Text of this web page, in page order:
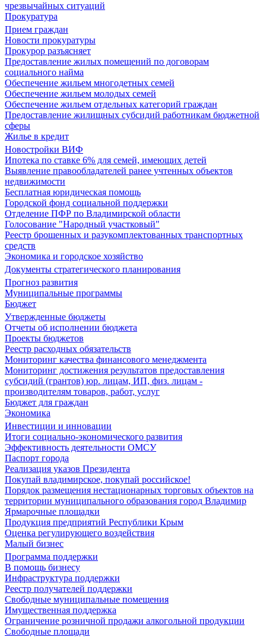
чрезвычайных ситуаций
Прокуратура
Прием граждан
Новости прокуратуры
Прокурор разъясняет
Предоставление жилых помещений по договорам
социального найма
Обеспечение жильем многодетных семей
Обеспечение жильем молодых семей
Обеспечение жильем отдельных категорий граждан
Предоставление жилищных субсидий работникам бюджетной
сферы
Жилье в кредит
Новостройки ВИФ
Ипотека по ставке 6% для семей, имеющих детей
Выявление правообладателей ранее учтенных объектов
недвижимости
Бесплатная юридическая помощь
Городской фонд социальной поддержки
Отделение ПФР по Владимирской области
Голосование "Народный участковый"
Реестр брошенных и разукомплектованных транспортных
средств
Экономика и городское хозяйство
Документы стратегического планирования
Прогноз развития
Муниципальные программы
Бюджет
Утвержденные бюджеты
Отчеты об исполнении бюджета
Проекты бюджетов
Реестр расходных обязательств
Мониторинг качества финансового менеджмента
Мониторинг достижения результатов предоставления
субсидий (грантов) юр. лицам, ИП, физ. лицам -
производителям товаров, работ, услуг
Бюджет для граждан
Экономика
Инвестиции и инновации
Итоги социально-экономического развития
Эффективность деятельности ОМСУ
Паспорт города
Реализация указов Президента
Покупай владимирское, покупай российское!
Порядок размещения нестационарных торговых объектов на
территории муниципального образования город Владимир
Ярмарочные площадки
Продукция предприятий Республики Крым
Оценка регулирующего воздействия
Малый бизнес
Программа поддержки
В помощь бизнесу
Инфраструктура поддержки
Реестр получателей поддержки
Свободные муниципальные помещения
Имущественная поддержка
Ограничение розничной продажи алкогольной продукции
Свободные площади